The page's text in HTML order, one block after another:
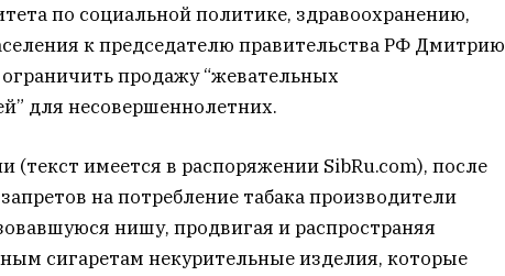
по социальной политике, здравоохранению,
к председателю правительства РФ Дмитрию
продажу “жевательных
для несовершеннолетних.
(текст имеется в распоряжении SibRu.com), после
на потребление табака производители
нишу, продвигая и распространяя
сигаретам некурительные изделия, которые